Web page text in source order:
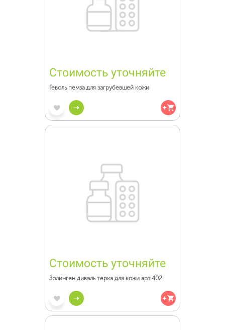
Стоимость уточняйте
Геволь пемза для загрубевшей кожи
Стоимость уточняйте
Золинген диваль терка для кожи арт.402